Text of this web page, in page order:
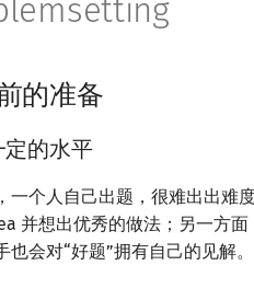
的准备
定的水平
一个人自己出题，很难出出难
并想出优秀的做法；另一方
也会对“好题”拥有自己的见解。